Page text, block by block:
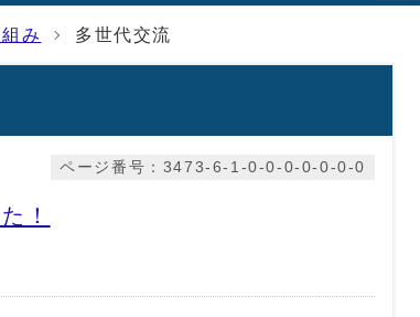
み 多世代交流
ページ番号：3473-6-1-0-0-0-0-0-0-0
！